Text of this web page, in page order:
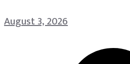
August 3, 2026